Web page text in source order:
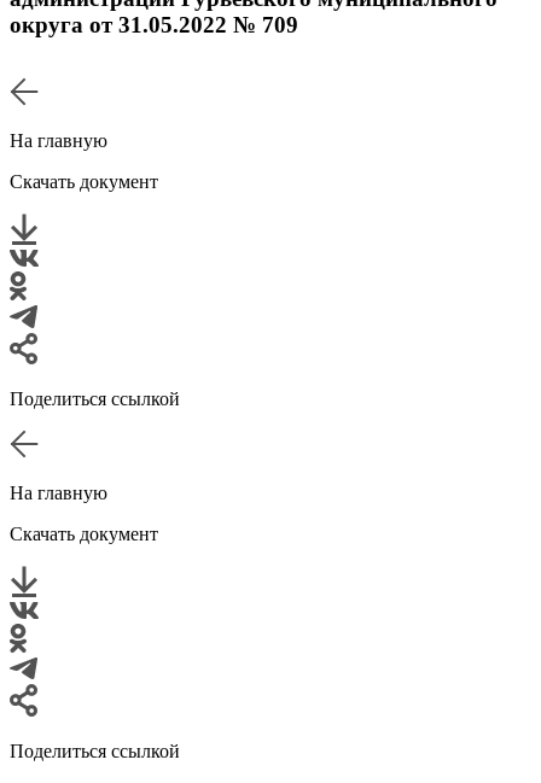
округа от 31.05.2022 № 709
На главную
Скачать документ
Поделиться ссылкой
На главную
Скачать документ
Поделиться ссылкой